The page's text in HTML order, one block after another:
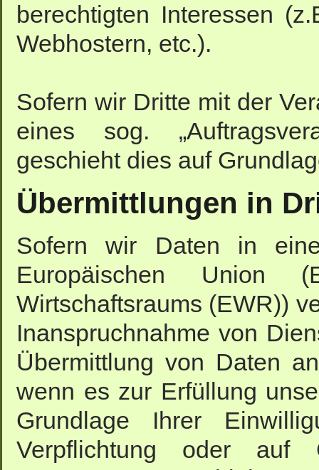
berechtigten Interessen
Webhostern, etc.).
Sofern wir Dritte mit der
eines sog.
geschieht dies auf
Übermittlungen in
Sofern wir Daten in
Europäischen Union
Wirtschaftsraums (EWR))
Inanspruchnahme von
Übermittlung von Daten
wenn es zur Erfüllung
Grundlage Ihrer
Verpflichtung oder auf